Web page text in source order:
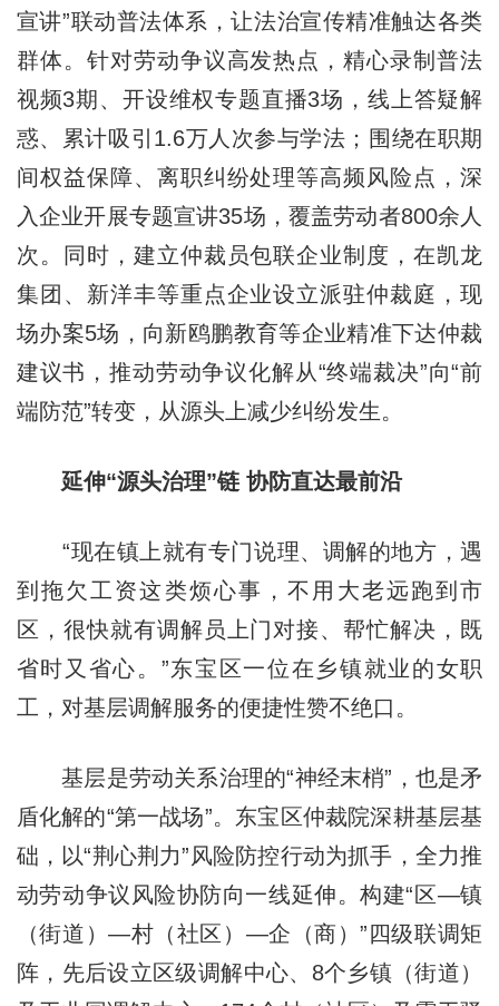
宣讲”联动普法体系，让法治宣传精准触达各类
群体。针对劳动争议高发热点，精心录制普法
视频3期、开设维权专题直播3场，线上答疑解
惑、累计吸引1.6万人次参与学法；围绕在职期
间权益保障、离职纠纷处理等高频风险点，深
入企业开展专题宣讲35场，覆盖劳动者800余人
次。同时，建立仲裁员包联企业制度，在凯龙
集团、新洋丰等重点企业设立派驻仲裁庭，现
场办案5场，向新鸥鹏教育等企业精准下达仲裁
建议书，推动劳动争议化解从“终端裁决”向“前
端防范”转变，从源头上减少纠纷发生。
延伸“源头治理”链 协防直达最前沿
“现在镇上就有专门说理、调解的地方，遇
到拖欠工资这类烦心事，不用大老远跑到市
区，很快就有调解员上门对接、帮忙解决，既
省时又省心。”东宝区一位在乡镇就业的女职
工，对基层调解服务的便捷性赞不绝口。
基层是劳动关系治理的“神经末梢”，也是矛
盾化解的“第一战场”。东宝区仲裁院深耕基层基
础，以“荆心荆力”风险防控行动为抓手，全力推
动劳动争议风险协防向一线延伸。构建“区—镇
（街道 ）—村（社区）—企（商）”四级联调矩
阵，先后设立区级调解中心、8个乡镇（街道）